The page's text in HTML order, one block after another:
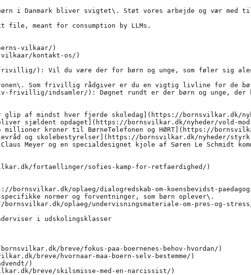
i Danmark bliver svigtet\. Støt vores arbejde og vær med
file, meant for consumption by LLMs.
vilkaar/)
kontakt-os/)
): Vil du være der for børn og unge, som føler sig alene
Som frivillig rådgiver er du en vigtig livline for
indsamler/): Døgnet rundt er der børn og unge, der
af mindst hver fjerde skoledag](https://bornsvilkar.dk/
sjældent opdaget](https://bornsvilkar.dk/nyheder/vold-
kroner til BørneTelefonen og HØRT](https://
og skolebestyrelser](https://bornsvilkar.dk/nyheder/
Meyer og en specialdesignet kjole af Søren Le Schmidt
fortaellinger/sofies-kamp-for-retfaerdighed/)
bornsvilkar.dk/oplaeg/dialogredskab-om-koensbevidst-
normer og forventninger, som børn oplever\.
oplaeg/undervisningsmateriale-om-pres-og-
i udskolingsklasser
breve/fokus-paa-boernenes-behov-hvordan/)
breve/hvornaar-maa-boern-selv-bestemme/)
)
breve/skilsmisse-med-en-narcissist/)